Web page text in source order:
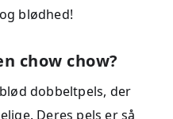
blødhed!
chow chow?
dobbeltpels, der
Deres pels er så